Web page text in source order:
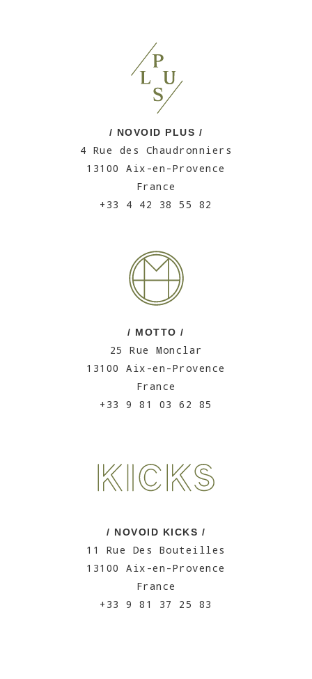
/ NOVOID PLUS /
4 Rue des Chaudronniers
13100 Aix-en-Provence
France
+33 4 42 38 55 82
/ MOTTO /
25 Rue Monclar
13100 Aix-en-Provence
France
+33 9 81 03 62 85
/ NOVOID KICKS /
11 Rue Des Bouteilles
13100 Aix-en-Provence
France
+33 9 81 37 25 83